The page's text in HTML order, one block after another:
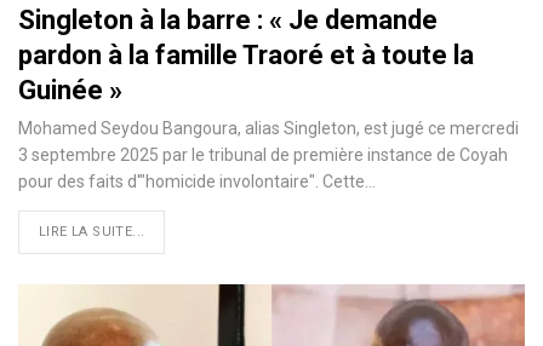
Singleton à la barre : « Je demande
pardon à la famille Traoré et à toute la
Guinée »
Mohamed Seydou Bangoura, alias Singleton, est jugé ce mercredi
3 septembre 2025 par le tribunal de première instance de Coyah
pour des faits d'"homicide involontaire". Cette…
LIRE LA SUITE...